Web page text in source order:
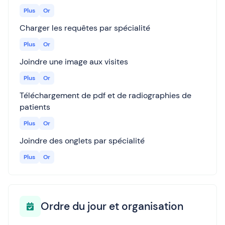
Plus Or
Charger les requêtes par spécialité
Plus Or
Joindre une image aux visites
Plus Or
Téléchargement de pdf et de radiographies de
patients
Plus Or
Joindre des onglets par spécialité
Plus Or
Ordre du jour et organisation